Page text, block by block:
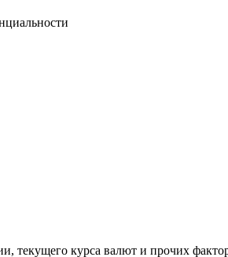
текущего курса валют и прочих